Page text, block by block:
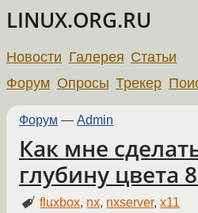
LINUX.ORG.RU
Новости Галерея Статьи
Форум Опросы Трекер
Форум — Admin
Как мне
глубину цвета
fluxbox, nx, nxserver,x11